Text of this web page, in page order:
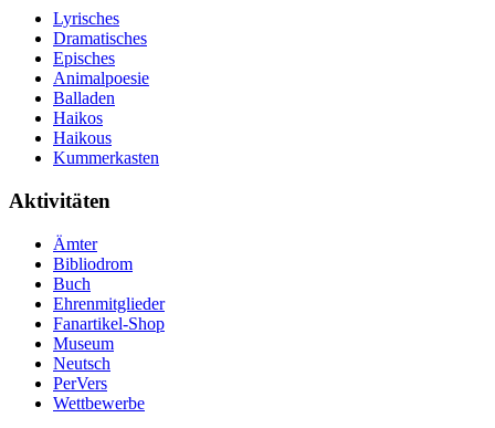
Lyrisches
Dramatisches
Episches
Animalpoesie
Balladen
Haikos
Haikous
Kummerkasten
Aktivitäten
Ämter
Bibliodrom
Buch
Ehrenmitglieder
Fanartikel-Shop
Museum
Neutsch
PerVers
Wettbewerbe